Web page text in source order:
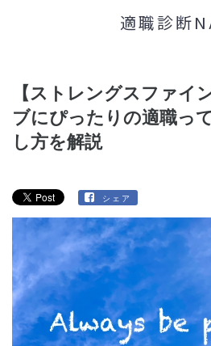
適職診断
【ストレングスファイ
ブにぴったりの適職っ
し方を解説
シェア